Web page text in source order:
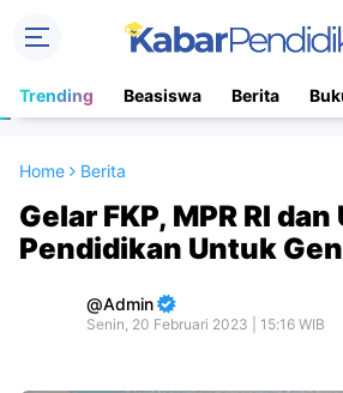
Trending Beasiswa Berita
Home Berita
Gelar FKP, MPR RI dan
Pendidikan Untuk
Admin
Senin, 20 Februari 2023 | 15:16 WIB